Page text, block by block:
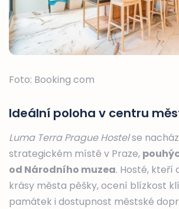
Foto: Booking com
Ideální poloha v centru
Luma Terra Prague Hostelse
strategickém místě v Praze,
od Národního muzea. Hosté, kteří
krásy města pěšky, ocení blízkost
památek i dostupnost městské